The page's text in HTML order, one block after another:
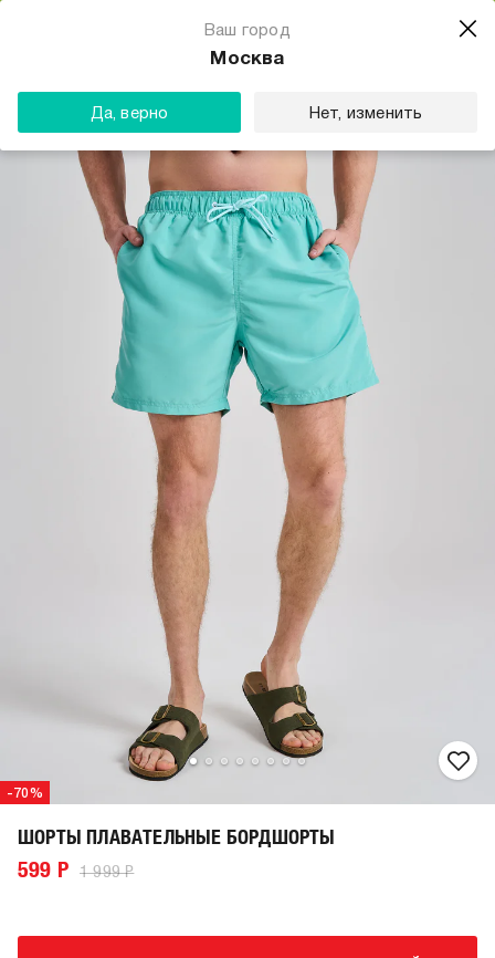
Ваш город
Москва
Да, верно Нет, изменить
-70%
ШОРТЫ ПЛАВАТЕЛЬНЫЕ БОРДШОРТЫ
599 Р 1 999 Р
Магазин одежды для тебя